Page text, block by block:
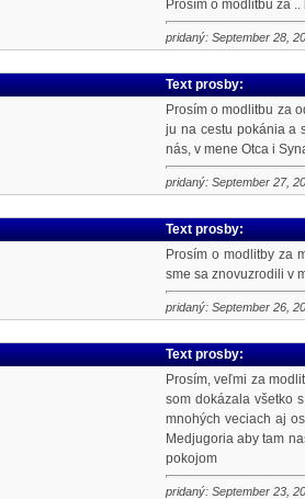
Prosím o modlitbu za
pridaný: September 28,
Text prosby:
Prosím o modlitbu za
ju na cestu pokánia a
nás, v mene Otca i
pridaný: September 27,
Text prosby:
Prosím o modlitby za
sme sa znovuzrodili v
pridaný: September 26,
Text prosby:
Prosím, veľmi za
som dokázala všetko
mnohých veciach aj
Medjugoria aby tam
pokojom
pridaný: September 23,